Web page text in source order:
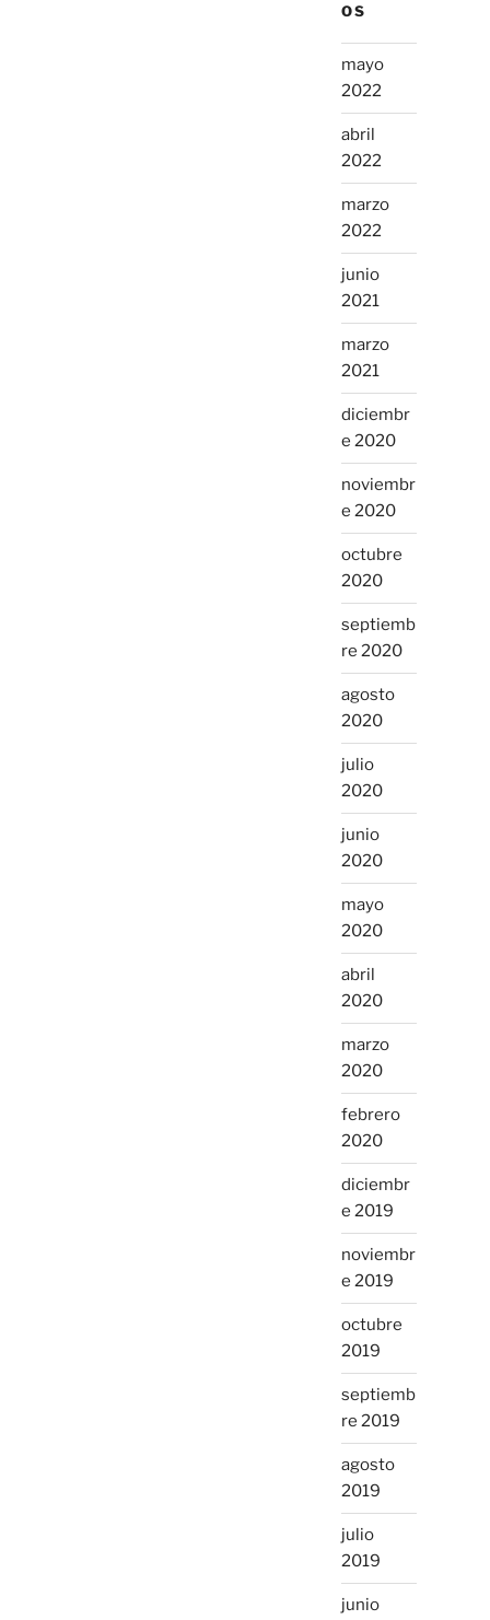
OS
mayo
2022
abril
2022
marzo
2022
junio
2021
marzo
2021
diciembr
e 2020
noviembr
e 2020
octubre
2020
septiemb
re 2020
agosto
2020
julio
2020
junio
2020
mayo
2020
abril
2020
marzo
2020
febrero
2020
diciembr
e 2019
noviembr
e 2019
octubre
2019
septiemb
re 2019
agosto
2019
julio
2019
junio